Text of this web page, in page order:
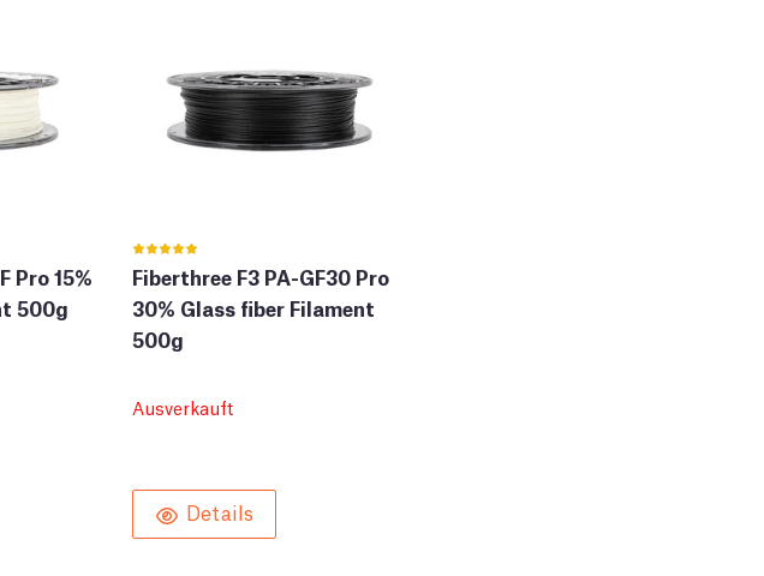
Pro 15%
500g
Fiberthree F3 PA-GF30 Pro
30% Glass fiber Filament
500g
Ausverkauft
Details